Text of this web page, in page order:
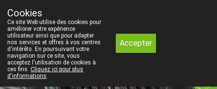
Aujourd'hui
Cookies
Ce site Web utilise des cookies pour
améliorer votre expérience
utilisateur ainsi que pour adapter
nos services et offres à vos centres
d'intérêts. En poursuivant votre
navigation sur ce site, vous
acceptez l'utilisation de cookies à
ces fins. Cliquez ici pour plus
d'informations.
Accepter